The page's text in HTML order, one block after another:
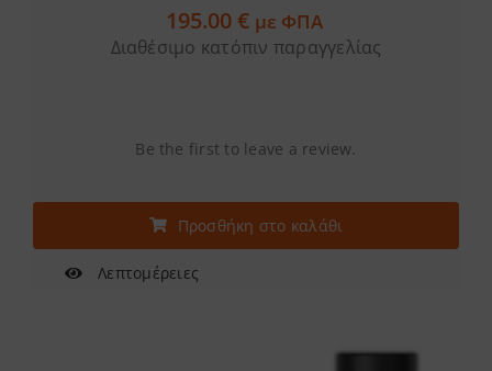
195.00€ με ΦΠΑ
Διαθέσιμο κατόπιν παραγγελίας
Be the first to leave a review.
Προσθήκη στο καλάθι
Λεπτομέρειες